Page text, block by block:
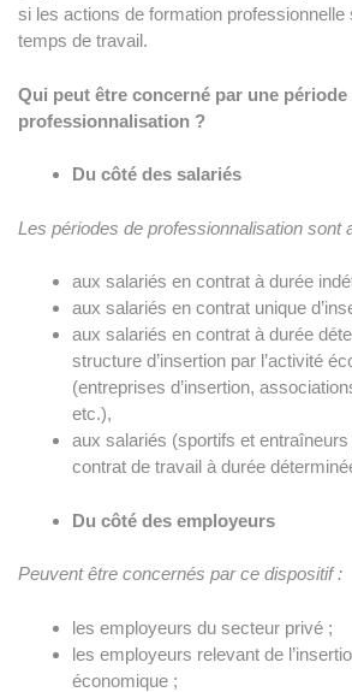
si les actions de formation professionnelle
temps de travail.
Qui peut être concerné par une période
professionnalisation ?
Du côté des salariés
Les périodes de professionnalisation sont
aux salariés en contrat à durée
aux salariés en contrat unique
aux salariés en contrat à durée
structure d’insertion par l’activité
(entreprises d’insertion,
etc.),
aux salariés (sportifs et
contrat de travail à durée
Du côté des employeurs
Peuvent être concernés par ce dispositif :
les employeurs du secteur privé ;
les employeurs relevant de
économique ;